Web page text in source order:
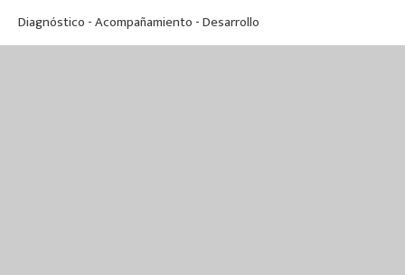
Diagnóstico - Acompañamiento - Desarrollo